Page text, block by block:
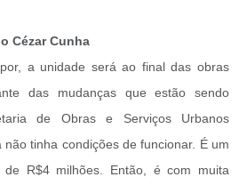
Cézar Cunha
a unidade será ao final das obras
das mudanças que estão sendo
de Obras e Serviços Urbanos
não tinha condições de funcionar. É um
de R$4 milhões. Então, é com muita